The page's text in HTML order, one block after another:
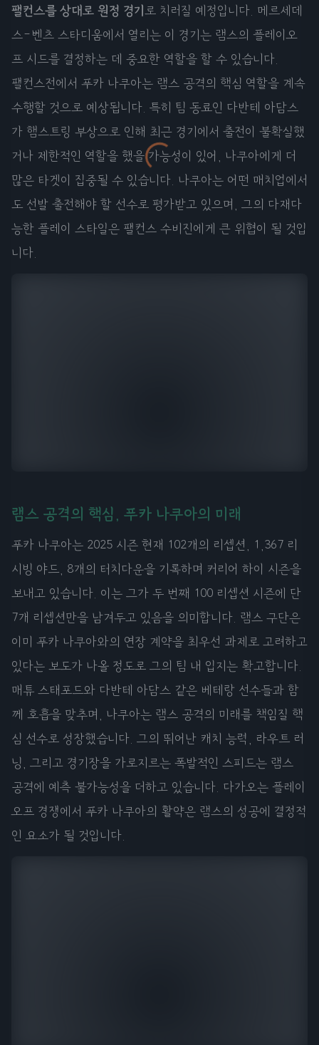
팰컨스를 상대로 원정 경기 로 치러질 예정입니다. 메르세데
스-벤츠 스타디움에서 열리는 이 경기는 램스의 플레이오
프 시드를 결정하는 데 중요한 역할을 할 수 있습니다.
팰컨스전에서 푸카 나쿠아는 램스 공격의 핵심 역할을 계속
수행할 것으로 예상됩니다. 특히 팀 동료인 다반테 아담스
가 햄스트링 부상으로 인해 최근 경기에서 출전이 불확실했
거나 제한적인 역할을 했을 가능성이 있어, 나쿠아에게 더
많은 타겟이 집중될 수 있습니다. 나쿠아는 어떤 매치업에서
도 선발 출전해야 할 선수로 평가받고 있으며, 그의 다재다
능한 플레이 스타일은 팰컨스 수비진에게 큰 위협이 될 것입
니다.
램스 공격의 핵심, 푸카 나쿠아의 미래
푸카 나쿠아는 2025 시즌 현재 102개의 리셉션, 1,367 리
시빙 야드, 8개의 터치다운을 기록하며 커리어 하이 시즌을
보내고 있습니다. 이는 그가 두 번째 100 리셉션 시즌에 단
7개 리셉션만을 남겨두고 있음을 의미합니다. 램스 구단은
이미 푸카 나쿠아와의 연장 계약을 최우선 과제로 고려하고
있다는 보도가 나올 정도로 그의 팀 내 입지는 확고합니다.
매튜 스태포드와 다반테 아담스 같은 베테랑 선수들과 함
께 호흡을 맞추며, 나쿠아는 램스 공격의 미래를 책임질 핵
심 선수로 성장했습니다. 그의 뛰어난 캐치 능력, 라우트 러
닝, 그리고 경기장을 가로지르는 폭발적인 스피드는 램스
공격에 예측 불가능성을 더하고 있습니다. 다가오는 플레이
오프 경쟁에서 푸카 나쿠아의 활약은 램스의 성공에 결정적
인 요소가 될 것입니다.